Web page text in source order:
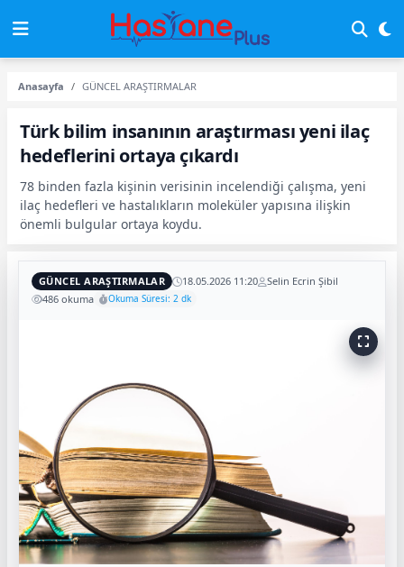
Anasayfa GÜNCEL ARAŞTIRMALAR
Türk bilim insanının araştırması yeni ilaç
hedeflerini ortaya çıkardı
78 binden fazla kişinin verisinin incelendiği çalışma, yeni
ilaç hedefleri ve hastalıkların moleküler yapısına ilişkin
önemli bulgular ortaya koydu.
GÜNCEL ARAŞTIRMALAR 18.05.2026 11:20
Selin Ecrin Şibil
486 okuma
Okuma Süresi: 2 dk